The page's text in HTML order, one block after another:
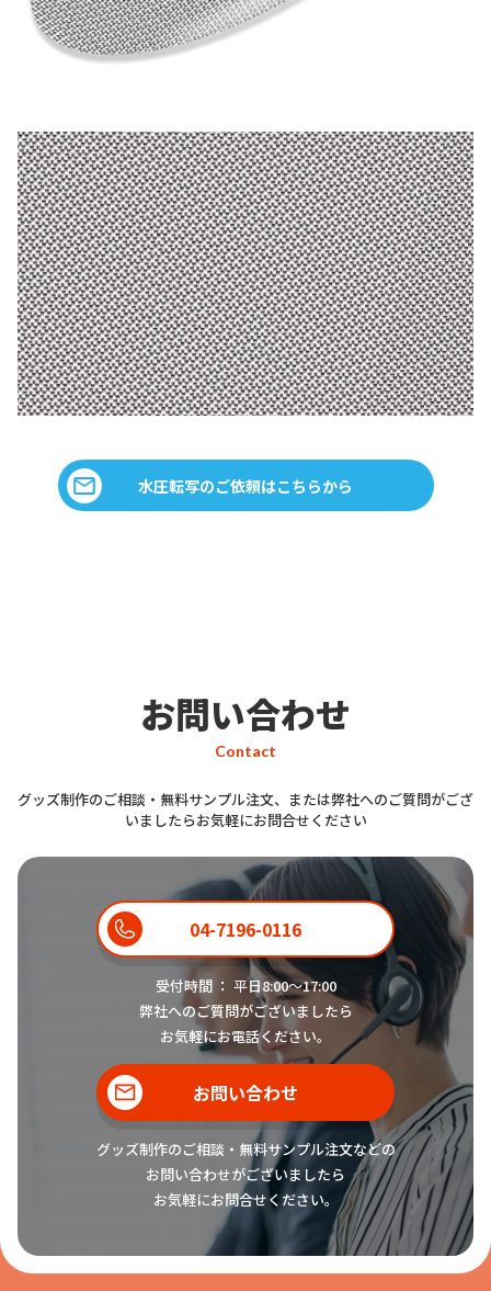
水圧転写のご依頼はこちらから
お問い合わせ
Contact
グッズ制作のご相談・無料サンプル注文、または弊社へのご質問がござ
いましたらお気軽にお問合せください
04-7196-0116
受付時間 ： 平日8:00〜17:00
弊社へのご質問がございましたら
お気軽にお電話ください。
お問い合わせ
グッズ制作のご相談・無料サンプル注文などの
お問い合わせがございましたら
お気軽にお問合せください。